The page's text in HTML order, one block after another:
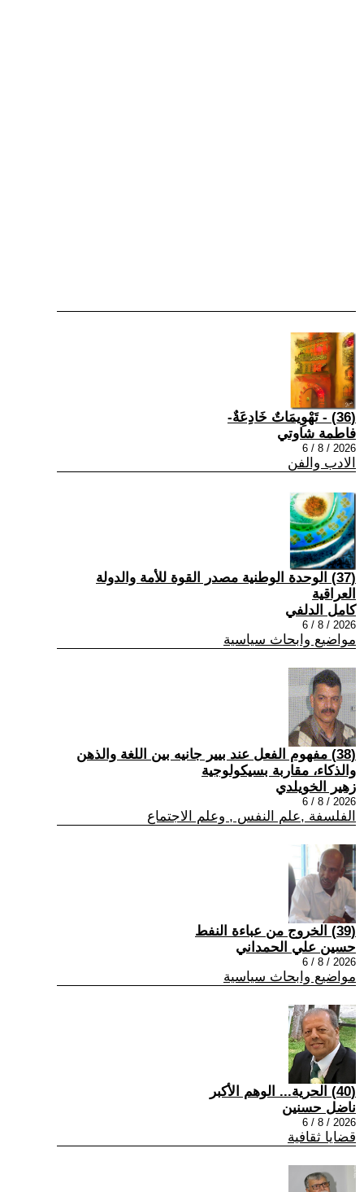
(36) - تَهْوِيمَاتٌ خَادِعَةٌ-
فاطمة شاوتي
2026 / 8 / 6
الادب والفن
(37) الوحدة الوطنية مصدر القوة للأمة والدولة
العراقية
كامل الدلفي
2026 / 8 / 6
مواضيع وابحاث سياسية
(38) مفهوم الفعل عند بيير جانيه بين اللغة والذهن
والذكاء، مقاربة بسيكولوجية
زهير الخويلدي
2026 / 8 / 6
الفلسفة ,علم النفس , وعلم الاجتماع
(39) الخروج من عباءة النفط
حسين علي الحمداني
2026 / 8 / 6
مواضيع وابحاث سياسية
(40) الحرية... الوهم الأكبر
ناضل حسنين
2026 / 8 / 6
قضايا ثقافية